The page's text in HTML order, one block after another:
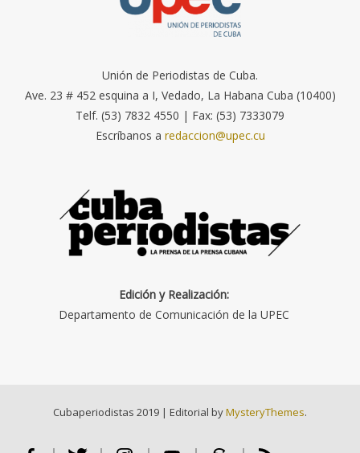
Unión de Periodistas de Cuba.
Ave. 23 # 452 esquina a I, Vedado, La Habana Cuba (10400)
Telf. (53) 7832 4550 | Fax: (53) 7333079
Escríbanos a redaccion@upec.cu
Edición y Realización:
Departamento de Comunicación de la UPEC
Cubaperiodistas 2019 | Editorial byMysteryThemes.